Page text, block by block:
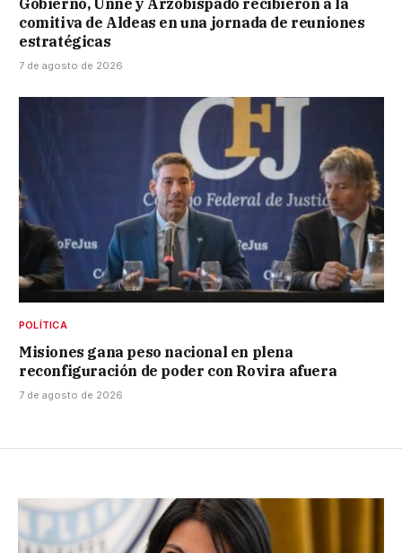
Gobierno, Unne y Arzobispado recibieron a la
comitiva de Aldeas en una jornada de reuniones
estratégicas
7 de agosto de 2026
POLÍTICA
Misiones gana peso nacional en plena
reconfiguración de poder con Rovira afuera
7 de agosto de 2026